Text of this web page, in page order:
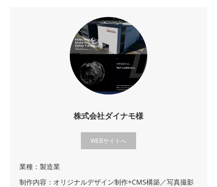
株式会社ダイナモ様
WEBサイトへ
業種：製造業
制作内容：オリジナルデザイン制作+CMS構築／写真撮影